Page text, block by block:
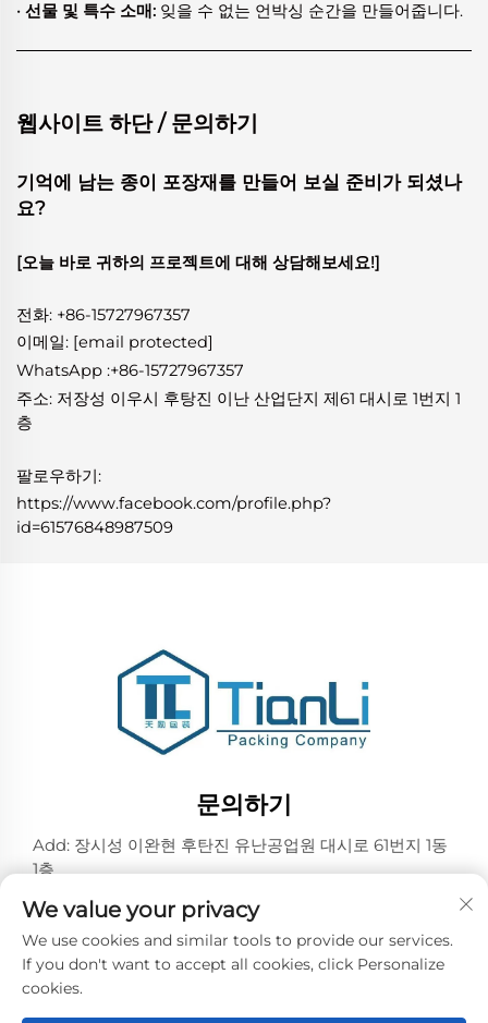
· 선물 및 특수 소매: 잊을 수 없는 언박싱 순간을 만들어줍니다.
웹사이트 하단 / 문의하기
기억에 남는 종이 포장재를 만들어 보실 준비가 되셨나
요?
[오늘 바로 귀하의 프로젝트에 대해 상담해보세요!]
전화: +86-15727967357
이메일: [email protected]
WhatsApp :+86-15727967357
주소: 저장성 이우시 후탕진 이난 산업단지 제61 대시로 1번지 1
층
팔로우하기:
https://www.facebook.com/profile.php?
id=61576848987509
문의하기
Add: 장시성 이완현 후탄진 유난공업원 대시로 61번지 1동
1층
전화번호: +86-18257492146
이메일:[email protected]
We value your privacy
We use cookies and similar tools to provide our services.
If you don't want to accept all cookies, click Personalize
cookies.